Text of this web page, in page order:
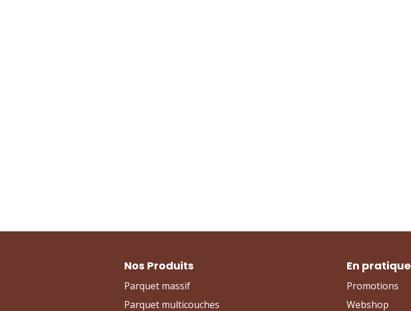
Nos Produits
Parquet massif
Parquet multicouches
En pratique
Promotions
Webshop